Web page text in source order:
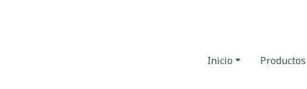
Inicio Productos